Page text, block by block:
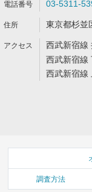
03-5311-
東京都杉並
西武新宿線
西武新宿線
西武新宿線
調査方法